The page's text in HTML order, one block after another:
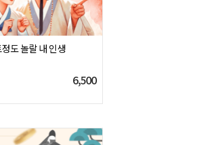
도 놀랄 내 인생
6,500